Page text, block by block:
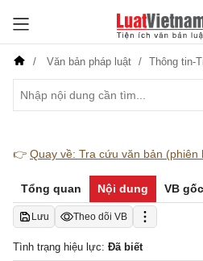
Văn bản pháp luật Thông tin-
👉 Quay về: Tra cứu văn bản (phiên
Tổng quan Nội dung VB gốc
Lưu Theo dõi VB
Tình trạng hiệu lực: Đã biết